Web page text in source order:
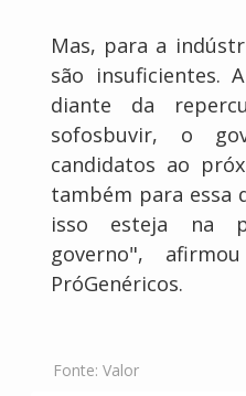
Mas, para a
são insuficientes.
diante da
sofosbuvir, o
candidatos ao
também para essa
isso esteja na
governo",
PróGenéricos.
Fonte: Valor